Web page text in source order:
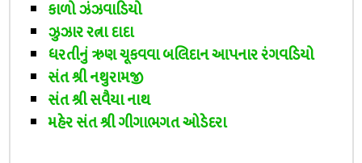
કાળો ઝંઝવાડિયો
ઝુઝાર રત્ના દાદા
ધરતીનું ઋણ ચૂકવવા બલિદાન આપનાર રંગવડિયો
સંત શ્રી નથુરામજી
સંત શ્રી સવૈયા નાથ
મહેર સંત શ્રી ગીગાભગત ઓડેદરા